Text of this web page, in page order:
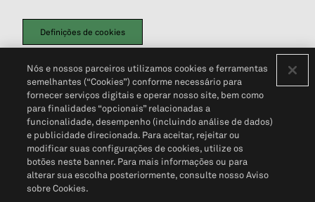
Definições de cookies
Política de PrivacidadePortal de privacidade do cliente (em inglês)
Não Venda Minhas Informações Pessoais© 2026 S&P Global
Nós e nossos parceiros utilizamos cookies e ferramentas
semelhantes (“Cookies”) conforme necessário para
fornecer serviços digitais e operar nosso site, bem como
para finalidades “opcionais” relacionadas a
funcionalidade, desempenho (incluindo análise de dados)
e publicidade direcionada. Para aceitar, rejeitar ou
modificar suas configurações de cookies, utilize os
botões neste banner. Para mais informações ou para
alterar sua escolha posteriormente, consulte nosso Aviso
sobre Cookies.